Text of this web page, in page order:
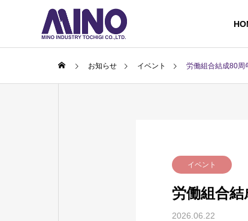
お知らせ イベント 労働組合結成80周
イベント
労働組合
2026.06.22